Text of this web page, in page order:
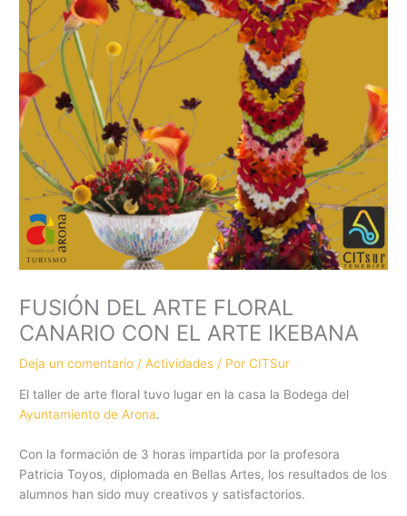
FUSIÓN DEL ARTE FLORAL
CANARIO CON EL ARTE IKEBANA
Deja un comentario / Actividades / PorCITSur
El taller de arte floral tuvo lugar en la casa la Bodega del
Ayuntamiento de Arona.
Con la formación de 3 horas impartida por la profesora
Patricia Toyos, diplomada en Bellas Artes, los resultados de los
alumnos han sido muy creativos y satisfactorios.